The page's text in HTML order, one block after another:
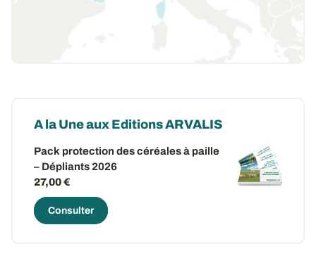
A la Une aux Editions ARVALIS
Pack protection des céréales à paille
– Dépliants 2026
27,00 €
Consulter